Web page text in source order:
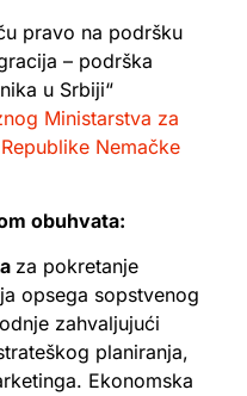
pravo na podršku
– podrška
u Srbiji“
Ministarstva za
Nemačke
obuhvata:
za pokretanje
opsega sopstvenog
zahvaljujući
planiranja,
Ekonomska